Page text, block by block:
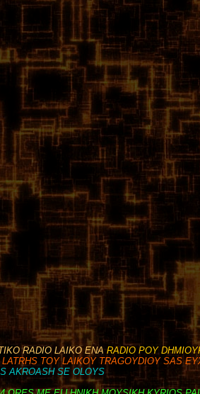
RADIO LAIKO ENARADIO POY
TOY LAIKOY TRAGOYDIOY SAS
AKROASH SE OLOYS